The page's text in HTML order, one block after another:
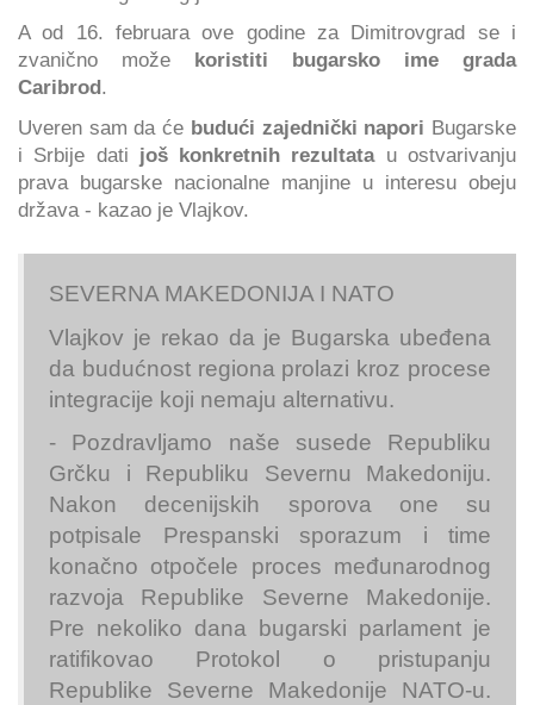
A od 16. februara ove godine za Dimitrovgrad se i
zvanično može
koristiti bugarsko ime grada
Caribrod .
Uveren sam da će budući zajednički napori Bugarske
i Srbije dati još konkretnih rezultata u ostvarivanju
prava bugarske nacionalne manjine u interesu obeju
država - kazao je Vlajkov.
SEVERNA MAKEDONIJA I NATO
Vlajkov je rekao da je Bugarska ubeđena
da budućnost regiona prolazi kroz procese
integracije koji nemaju alternativu.
- Pozdravljamo naše susede Republiku
Grčku i Republiku Severnu Makedoniju.
Nakon decenijskih sporova one su
potpisale Prespanski sporazum i time
konačno otpočele proces međunarodnog
razvoja Republike Severne Makedonije.
Pre nekoliko dana bugarski parlament je
ratifikovao Protokol o pristupanju
Republike Severne Makedonije NATO-u.